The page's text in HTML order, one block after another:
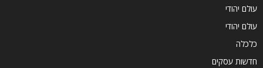
עולם יהודי
עולם יהודי
כלכלה
חדשות עסקים